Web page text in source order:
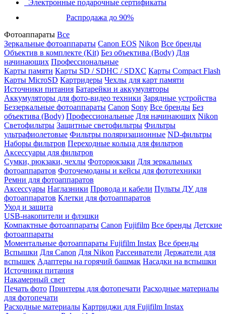
Электронные подарочные сертификаты
Распродажа до 90%
Фотоаппараты Все
Зеркальные фотоаппараты Canon EOS Nikon Все бренды
Объектив в комплекте (Kit) Без объектива (Body) Для
начинающих Профессиональные
Карты памяти Карты SD / SDHC / SDXC Карты Compact Flash
Карты MicroSD Картридеры Чехлы для карт памяти
Источники питания Батарейки и аккумуляторы
Аккумуляторы для фото-видео техники Зарядные устройства
Беззеркальные фотоаппараты Canon Sony Все бренды Без
объектива (Body) Профессиональные Для начинающих Nikon
Светофильтры Защитные светофильтры Фильтры
ультрафиолетовые Фильтры поляризационные ND-фильтры
Наборы фильтров Переходные кольца для фильтров
Аксессуары для фильтров
Сумки, рюкзаки, чехлы Фоторюкзаки Для зеркальных
фотоаппаратов Фоточемоданы и кейсы для фототехники
Ремни для фотоаппаратов
Аксессуары Наглазники Провода и кабели Пульты ДУ для
фотоаппаратов Клетки для фотоаппаратов
Уход и защита
USB-накопители и флэшки
Компактные фотоаппараты Canon Fujifilm Все бренды Детские
фотоаппараты
Моментальные фотоаппараты Fujifilm Instax Все бренды
Вспышки Для Canon Для Nikon Рассеиватели Держатели для
вспышек Адаптеры на горячий башмак Насадки на вспышки
Источники питания
Накамерный свет
Печать фото Принтеры для фотопечати Расходные материалы
для фотопечати
Расходные материалы Картриджи для Fujifilm Instax